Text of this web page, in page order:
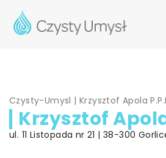
Czysty-Umysl |Krzysztof Apola
Krzysztof
ul. 11 Listopada nr 21 | 38-300